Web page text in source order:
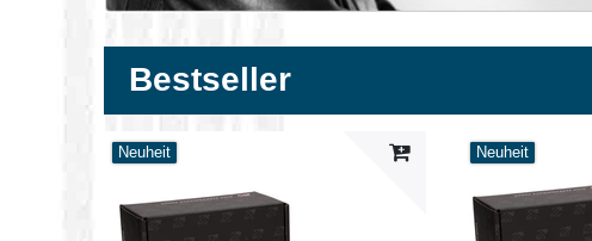
Bestseller
Neuheit Neuheit